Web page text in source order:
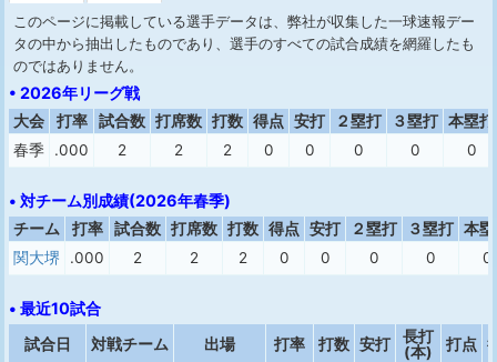
このページに掲載している選手データは、弊社が収集した一球速報デー
タの中から抽出したものであり、選手のすべての試合成績を網羅したも
のではありません。
• 2026年リーグ戦
大会 打率 試合数 打席数 打数 得点 安打 ２塁打 ３塁打 本塁打
春季
.000 2 2 2 0 0 0 0 0
• 対チーム別成績(2026年春季)
チーム 打率 試合数 打席数 打数 得点 安打 ２塁打 ３塁打 本
関大堺
.000 2 2 2 0 0 0 0 0
• 最近10試合
試合日 対戦チーム 出場 打率 打数 安打
長打
(本)
打点